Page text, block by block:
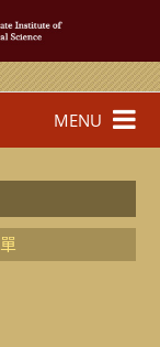
MENU